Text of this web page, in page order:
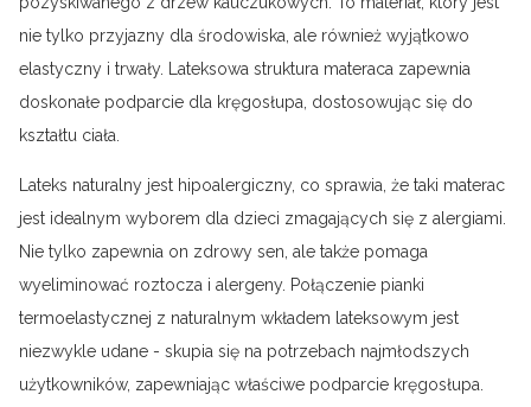
nie tylko przyjazny dla środowiska, ale również wyjątkowo
elastyczny i trwały. Lateksowa struktura materaca zapewnia
doskonałe podparcie dla kręgosłupa, dostosowując się do
kształtu ciała.
Lateks naturalny jest hipoalergiczny, co sprawia, że taki materac
jest idealnym wyborem dla dzieci zmagających się z alergiami.
Nie tylko zapewnia on zdrowy sen, ale także pomaga
wyeliminować roztocza i alergeny. Połączenie pianki
termoelastycznej z naturalnym wkładem lateksowym jest
niezwykle udane - skupia się na potrzebach najmłodszych
użytkowników, zapewniając właściwe podparcie kręgosłupa.